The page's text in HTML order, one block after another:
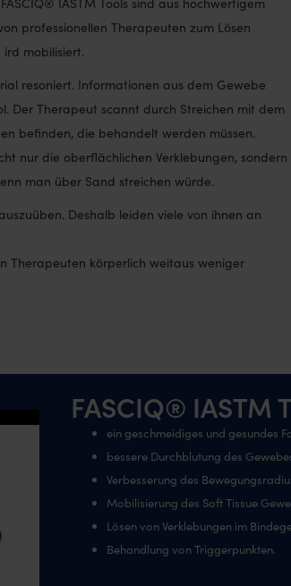
professionellen Therapeuten zum Lösen
ird mobilisiert.
resoniert. Informationen aus dem Gewebe
Der Therapeut scannt durch Streichen mit dem
befinden, die behandelt werden müssen.
nur die oberflächlichen Verklebungen, sondern
man über Sand streichen würde.
Deshalb leiden viele von ihnen an
Therapeuten körperlich weitaus weniger
FASCIQ® IASTM
ein geschmeidiges und gesundes
bessere Durchblutung des
Verbesserung des
Mobilisierung des Soft Tissue
Lösen von Verklebungen im
Behandlung von Triggerpunkten.